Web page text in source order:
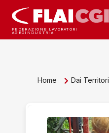
FEDERAZIONE LAVORATORI
AGROINDUSTRIA
Home Dai Territori